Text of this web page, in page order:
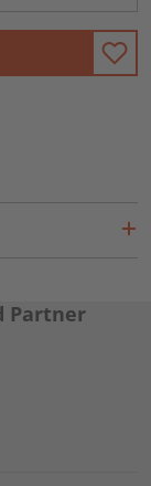
Partner